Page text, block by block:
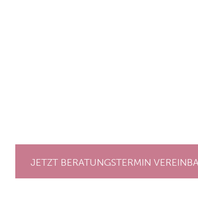
JETZT BERATUNGSTERMIN